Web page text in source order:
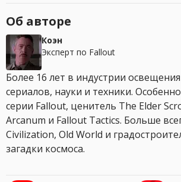
Об авторе
Коэн
Эксперт по Fallout
Более 16 лет в индустрии
сериалов, науки и техники.
серии Fallout, ценитель The Elder
Arcanum и Fallout Tactics. Больше
Civilization, Old World и
загадки космоса.